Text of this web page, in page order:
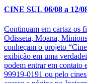
CINE SUL 06/08 a 12/
Continuam em cartaz os
Odisseia, Moana,
conheçam o projeto
exibição em uma
podem entrar em contato
99919-0191 ou pelo